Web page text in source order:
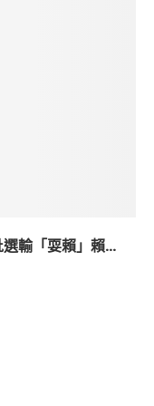
輸「耍賴」賴...